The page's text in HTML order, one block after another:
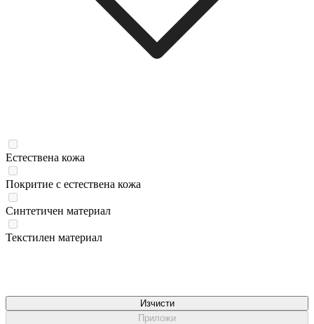
Естествена кожа
Покритие с естествена кожа
Синтетичен материал
Текстилен материал
Изчисти
Приложи